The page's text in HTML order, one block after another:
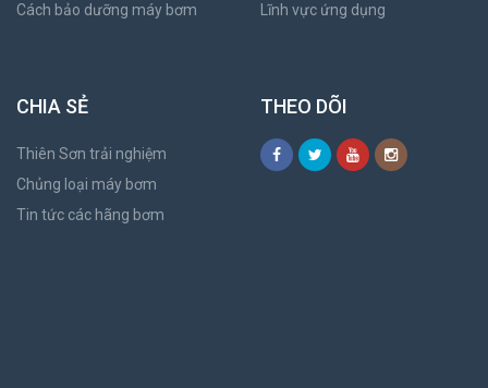
Cách bảo dưỡng máy bơm
Lĩnh vực ứng dụng
CHIA SẺ
Thiên Sơn trải nghiệm
Chủng loại máy bơm
Tin tức các hãng bơm
THEO DÕI